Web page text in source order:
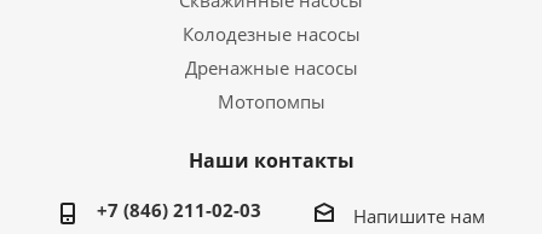
Колодезные насосы
Дренажные насосы
Мотопомпы
Наши контакты
+7 (846) 211-02-03 Напишите нам